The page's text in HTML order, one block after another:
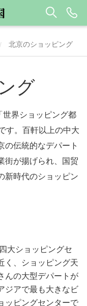
/ 北京のショッピング
グ
界ショッピング都
す。百軒以上の中大
の伝統的なデパート
街が揚げられ、国贸
新時代のショッピン
大ショッピングセ
く、ショッピング天
んの大型デパートが
ジアで最も大きなビ
ッピングセンターで